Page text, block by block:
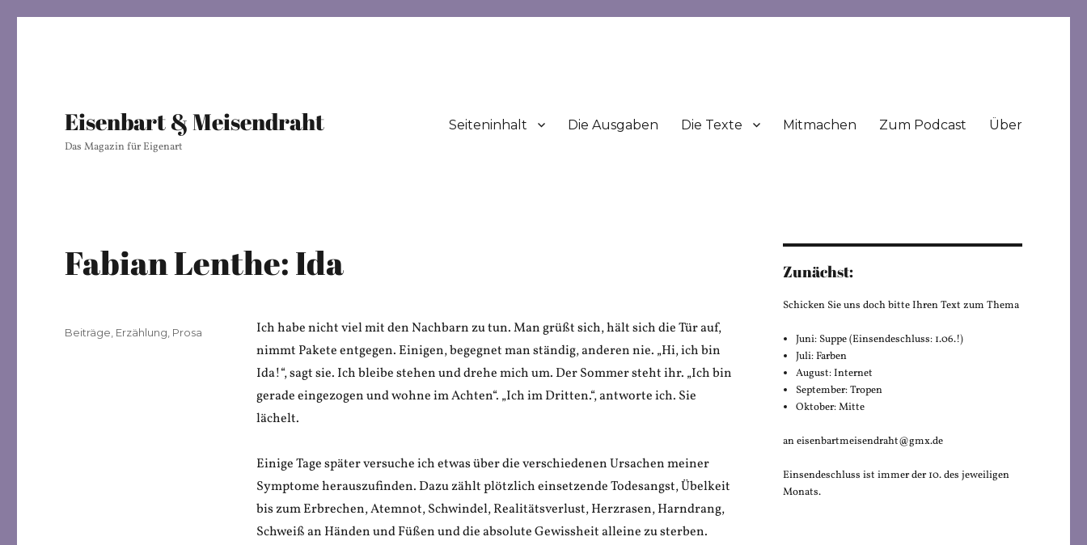
Eisenbart & Meisendraht
Das Magazin für Eigenart
Seiteninhalt Die Ausgaben Die Texte Mitmachen Zum Podcast Über
Fabian Lenthe: Ida
Ich habe nicht viel mit den Nachbarn zu tun. Man grüßt sich, hält sich die Tür auf,
nimmt Pakete entgegen. Einigen, begegnet man ständig, anderen nie. „Hi, ich bin
Ida!“, sagt sie. Ich bleibe stehen und drehe mich um. Der Sommer steht ihr. „Ich bin
gerade eingezogen und wohne im Achten“. „Ich im Dritten.“, antworte ich. Sie
lächelt.
Einige Tage später versuche ich etwas über die verschiedenen Ursachen meiner
Symptome herauszufinden. Dazu zählt plötzlich einsetzende Todesangst, Übelkeit
bis zum Erbrechen, Atemnot, Schwindel, Realitätsverlust, Herzrasen, Harndrang,
Schweiß an Händen und Füßen und die absolute Gewissheit alleine zu sterben.
Veröffentlicht
Kategorien
Beiträge Erzählung Prosa
Zunächst:
Schicken Sie uns doch bitte Ihren Text zum Thema
Juni: Suppe (Einsendeschluss: 1.06.!)
Juli: Farben
August: Internet
September: Tropen
Oktober: Mitte
an eisenbartmeisendraht@gmx.de
Einsendeschluss ist immer der 10. des jeweiligen
Monats.